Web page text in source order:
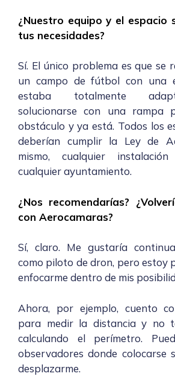
¿Nuestro equipo y el espacio
tus necesidades?
Sí. El único problema es que se
un campo de fútbol con una
estaba totalmente
solucionarse con una rampa
obstáculo y ya está. Todos los
deberían cumplir la Ley de
mismo, cualquier
cualquier ayuntamiento.
¿Nos recomendarías?
con Aerocamaras?
Sí, claro. Me gustaría
como piloto de dron, pero estoy
enfocarme dentro de mis
Ahora, por ejemplo, cuento
para medir la distancia y no
calculando el perímetro.
observadores donde colocarse
desplazarme.